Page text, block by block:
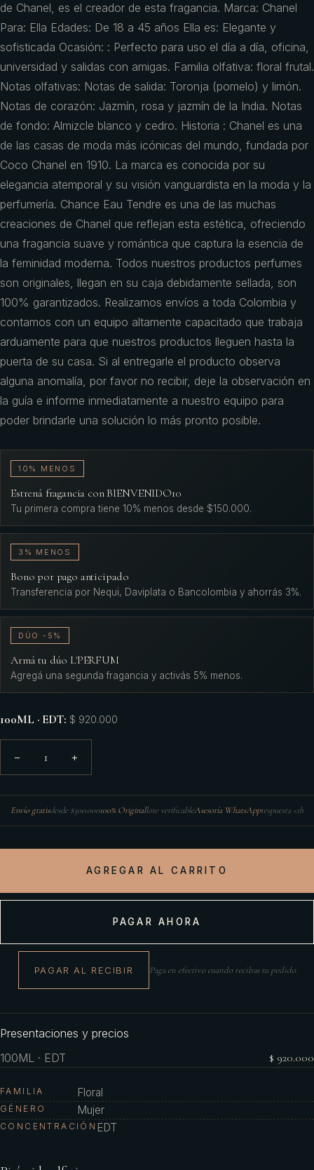
de Chanel, es el creador de esta fragancia. Marca: Chanel
Para: Ella Edades: De 18 a 45 años Ella es: Elegante y
sofisticada Ocasión: : Perfecto para uso el día a día, oficina,
universidad y salidas con amigas. Familia olfativa: floral frutal.
Notas olfativas: Notas de salida: Toronja (pomelo) y limón.
Notas de corazón: Jazmín, rosa y jazmín de la India. Notas
de fondo: Almizcle blanco y cedro. Historia : Chanel es una
de las casas de moda más icónicas del mundo, fundada por
Coco Chanel en 1910. La marca es conocida por su
elegancia atemporal y su visión vanguardista en la moda y la
perfumería. Chance Eau Tendre es una de las muchas
creaciones de Chanel que reflejan esta estética, ofreciendo
una fragancia suave y romántica que captura la esencia de
la feminidad moderna. Todos nuestros productos perfumes
son originales, llegan en su caja debidamente sellada, son
100% garantizados. Realizamos envíos a toda Colombia y
contamos con un equipo altamente capacitado que trabaja
arduamente para que nuestros productos lleguen hasta la
puerta de su casa. Si al entregarle el producto observa
alguna anomalía, por favor no recibir, deje la observación en
la guía e informe inmediatamente a nuestro equipo para
poder brindarle una solución lo más pronto posible.
10% MENOS
Estrená fragancia con BIENVENIDO10
Tu primera compra tiene 10% menos desde $150.000.
3% MENOS
Bono por pago anticipado
Transferencia por Nequi, Daviplata o Bancolombia y ahorrás 3%.
DÚO -5%
Armá tu dúo L'PERFUM
Agregá una segunda fragancia y activás 5% menos.
100ML · EDT: $ 920.000
− 1 +
Envío gratisdesde $300.000100% Originallote verificableAsesoría WhatsApprespuesta <1h
AGREGAR AL CARRITO
PAGAR AHORA
PAGAR AL RECIBIR Paga en efectivo cuando recibas tu pedido
Presentaciones y precios
100ML · EDT
$ 920.000
FAMILIA Floral
GÉNERO Mujer
CONCENTRACIÓN EDT